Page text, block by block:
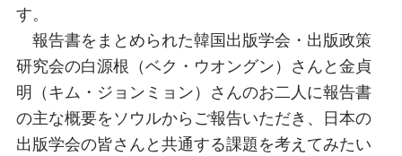
す。
報告書をまとめられた韓国出版学会・出版政策
研究会の白源根（ベク・ウオングン）さんと金貞
明（キム・ジョンミョン）さんのお二人に報告書
の主な概要をソウルからご報告いただき、日本の
出版学会の皆さんと共通する課題を考えてみたい